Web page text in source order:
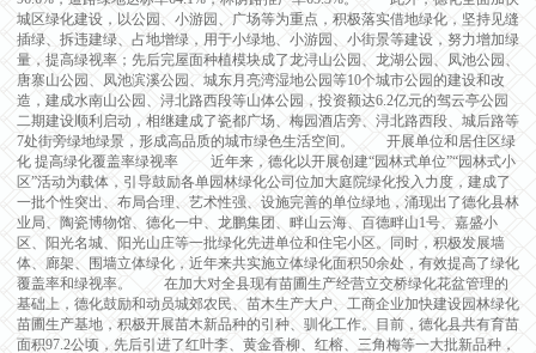
城区绿化建设，以公园、小游园、广场等为重点，积极落实借地绿化，坚持见缝
插绿、拆违建绿、占地增绿，用于小绿地、小游园、小街景等建设，努力增加绿
量，提高绿视率；先后完屋面种植模块成了龙浔山公园、龙湖公园、凤池公园、
唐寨山公园、凤池滨溪公园、城东月亮湾湿地公园等10个城市公园的建设和改
造，建成水南山公园、浔北路西段等山体公园，投资额达6.2亿元的驾云亭公园
二期建设顺利启动，相继建成了瓷都广场、梅园酒店旁、浔北路西段、城后路等
7处街旁绿地绿景，形成高品质的城市绿色生活空间。 开展单位和居住区绿
化 提高绿化覆盖率绿视率 近年来，德化以开展创建“园林式单位”“园林式小
区”活动为载体，引导鼓励各单园林绿化公司位加大庭院绿化投入力度，建成了
一批个性突出、布局合理、艺术性强、设施完善的单位绿地，涌现出了德化县林
业局、陶瓷博物馆、德化一中、龙鹏集团、畔山云海、百德畔山1号、嘉盛小
区、阳光名城、阳光山庄等一批绿化先进单位和住宅小区。同时，积极发展墙
体、廊架、围墙立体绿化，近年来共实施立体绿化面积50余处，有效提高了绿化
覆盖率和绿视率。 在加大对全县现有苗圃生产经营立交桥绿化花盆管理的
基础上，德化鼓励和动员城郊农民、苗木生产大户、工商企业加快建设园林绿化
苗圃生产基地，积极开展苗木新品种的引种、驯化工作。目前，德化县共有育苗
面积97.2公顷，先后引进了红叶李、黄金香柳、红榕、三角梅等一大批新品种，